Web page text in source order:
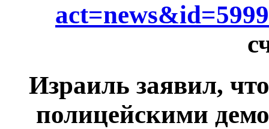
Израиль заявил,
полицейскими